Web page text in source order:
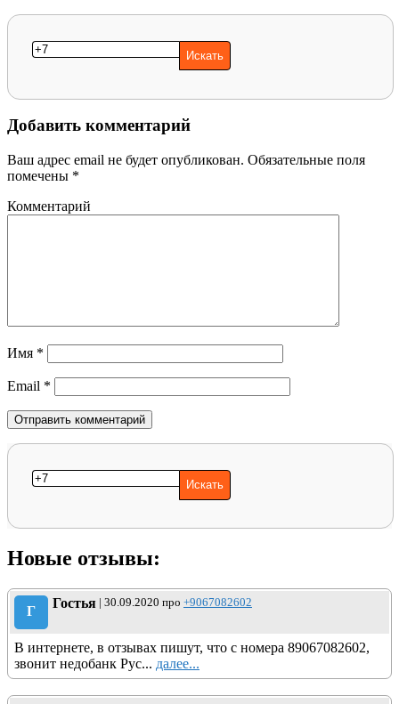
Добавить комментарий
Ваш адрес email не будет опубликован. Обязательные поля
помечены *
Комментарий
Имя *
Email *
Новые отзывы:
Г
Гостья | 30.09.2020 про +9067082602
В интернете, в отзывах пишут, что с номера 89067082602,
звонит недобанк Рус... далее...